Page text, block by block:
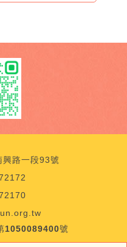
興路一段93號
1050089400號